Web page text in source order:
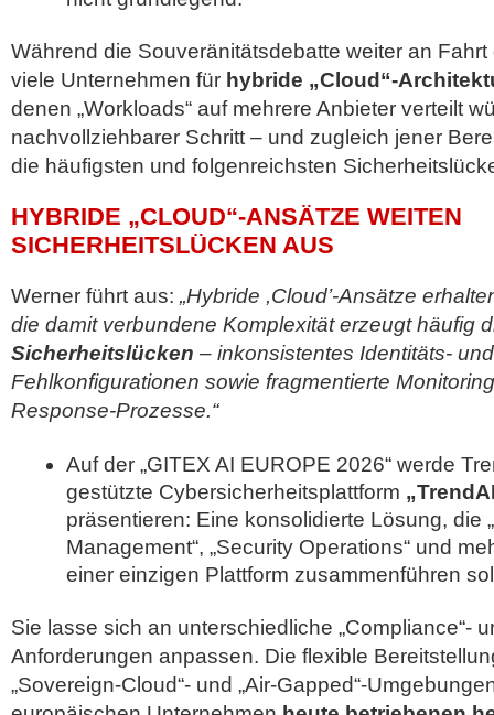
Während die Souveränitätsdebatte weiter an
viele Unternehmen für hybride „Cloud“-
denen „Workloads“ auf mehrere Anbieter verteilt
nachvollziehbarer Schritt – und zugleich jener
die häufigsten und folgenreichsten
HYBRIDE „CLOUD“-ANSÄTZE WEITEN
SICHERHEITSLÜCKEN AUS
Werner führt aus: „Hybride ,Cloud’-Ansätze
die damit verbundene Komplexität erzeugt häufig
Sicherheitslücken – inkonsistentes Identitäts-
Fehlkonfigurationen sowie fragmentierte
Response-Prozesse.“
Auf der „GITEX AI EUROPE 2026“ werde
gestützte Cybersicherheitsplattform
präsentieren: Eine konsolidierte Lösung, die
Management“, „Security Operations“ und
einer einzigen Plattform zusammenführen
Sie lasse sich an unterschiedliche „Compliance“-
Anforderungen anpassen. Die flexible
„Sovereign-Cloud“- und „Air-Gapped“-